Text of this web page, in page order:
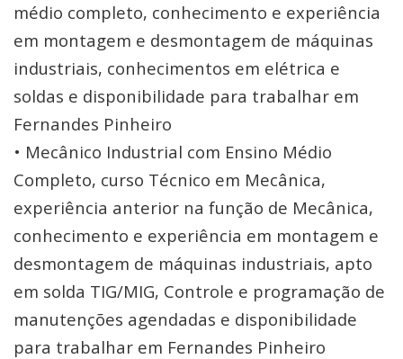
médio completo, conhecimento e experiência
em montagem e desmontagem de máquinas
industriais, conhecimentos em elétrica e
soldas e disponibilidade para trabalhar em
Fernandes Pinheiro
• Mecânico Industrial com Ensino Médio
Completo, curso Técnico em Mecânica,
experiência anterior na função de Mecânica,
conhecimento e experiência em montagem e
desmontagem de máquinas industriais, apto
em solda TIG/MIG, Controle e programação de
manutenções agendadas e disponibilidade
para trabalhar em Fernandes Pinheiro